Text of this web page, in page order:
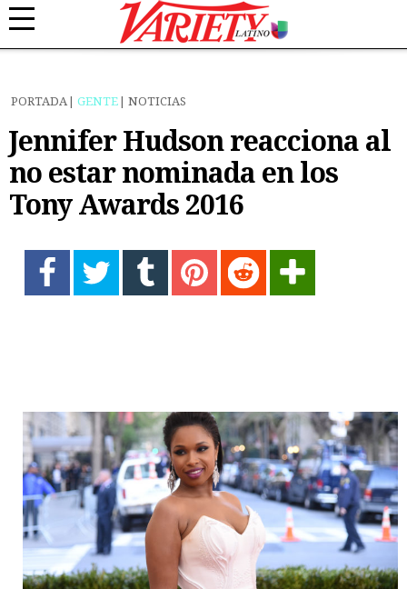
PORTADA GENTE NOTICIAS
Jennifer Hudson reacciona al
no estar nominada en los
Tony Awards 2016